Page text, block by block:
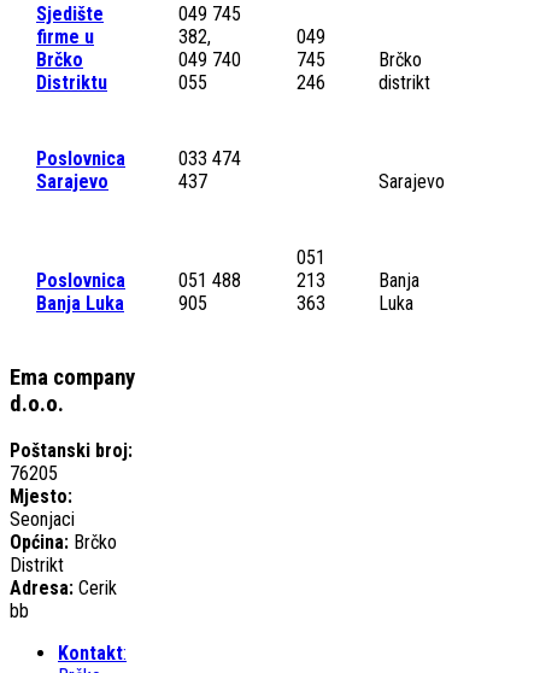
Sjedište
firme u
Brčko
Distriktu
049 745
382,
049 740
055
049
745
246
Brčko
distrikt
Poslovnica
Sarajevo
033 474
437
Sarajevo
Poslovnica
Banja Luka
051 488
905
051
213
363
Banja
Luka
Ema company
d.o.o.
Poštanski broj:
76205
Mjesto:
Seonjaci
Općina: Brčko
Distrikt
Adresa: Cerik
bb
Kontakt: